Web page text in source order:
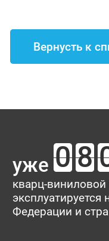
Вернусть к
уже
кварц-
эксплуатируется
Федерации и